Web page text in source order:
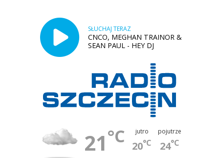
SŁUCHAJ TERAZ
CNCO, MEGHAN TRAINOR &
SEAN PAUL - HEY DJ
21°C jutro
20°C
pojutrze
24°C